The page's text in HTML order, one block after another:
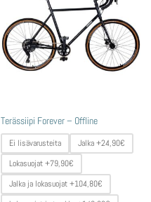
Terässiipi Forever – Offline
Ei lisävarusteita
Jalka +24,90€
Lokasuojat +79,90€
Jalka ja lokasuojat +104,80€
Tällä
tuotteella
useampi
muunnelma.
Voit